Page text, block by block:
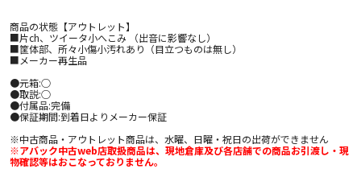
商品の状態【アウトレット】
■片ch、ツイータ小へこみ （出音に影響なし）
■筐体部、所々小傷小汚れあり（目立つものは無し）
■メーカー再生品
●元箱:○
●取説:○
●付属品:完備
●保証期間:到着日よりメーカー保証
※中古商品・アウトレット商品は、水曜、日曜・祝日の出荷ができません
※アバック中古web店取扱商品は、現地倉庫及び各店舗での商品お引渡し・現
物確認等はおこなっておりません。